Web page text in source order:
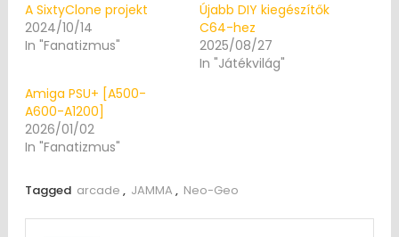
A SixtyClone projekt
2024/10/14
In "Fanatizmus"
Újabb DIY kiegészítők
C64-hez
2025/08/27
In "Játékvilág"
Amiga PSU+ [A500-
A600-A1200]
2026/01/02
In "Fanatizmus"
Tagged arcade , JAMMA , Neo-Geo